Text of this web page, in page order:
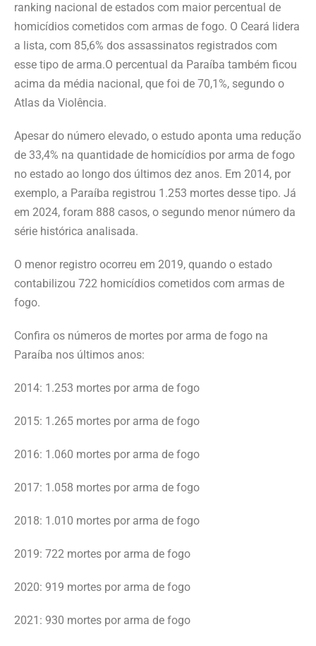
ranking nacional de estados com maior percentual de
homicídios cometidos com armas de fogo. O Ceará lidera
a lista, com 85,6% dos assassinatos registrados com
esse tipo de arma.O percentual da Paraíba também ficou
acima da média nacional, que foi de 70,1%, segundo o
Atlas da Violência.
Apesar do número elevado, o estudo aponta uma redução
de 33,4% na quantidade de homicídios por arma de fogo
no estado ao longo dos últimos dez anos. Em 2014, por
exemplo, a Paraíba registrou 1.253 mortes desse tipo. Já
em 2024, foram 888 casos, o segundo menor número da
série histórica analisada.
O menor registro ocorreu em 2019, quando o estado
contabilizou 722 homicídios cometidos com armas de
fogo.
Confira os números de mortes por arma de fogo na
Paraíba nos últimos anos:
2014: 1.253 mortes por arma de fogo
2015: 1.265 mortes por arma de fogo
2016: 1.060 mortes por arma de fogo
2017: 1.058 mortes por arma de fogo
2018: 1.010 mortes por arma de fogo
2019: 722 mortes por arma de fogo
2020: 919 mortes por arma de fogo
2021: 930 mortes por arma de fogo